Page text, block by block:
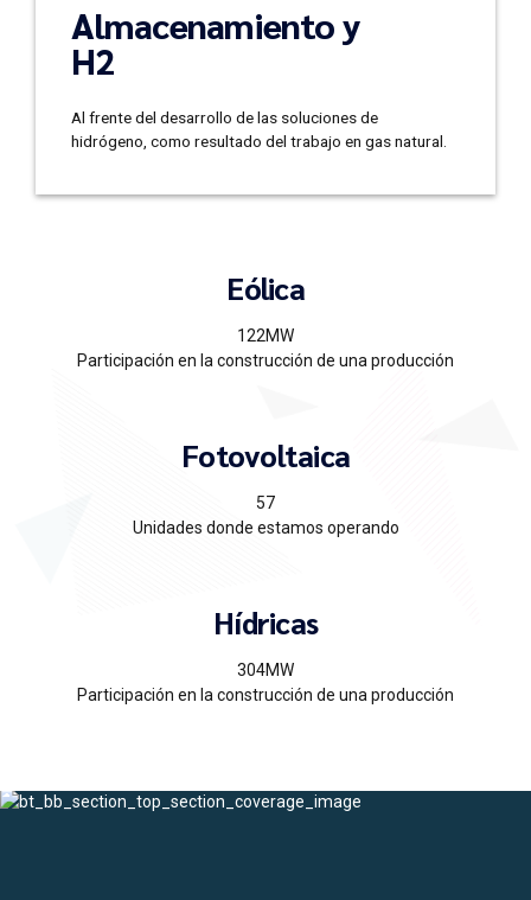
Almacenamiento y
H2
Al frente del desarrollo de las soluciones de
hidrógeno, como resultado del trabajo en gas natural.
Eólica
122MW
Participación en la construcción de una producción
Fotovoltaica
57
Unidades donde estamos operando
Hídricas
304MW
Participación en la construcción de una producción
0
0